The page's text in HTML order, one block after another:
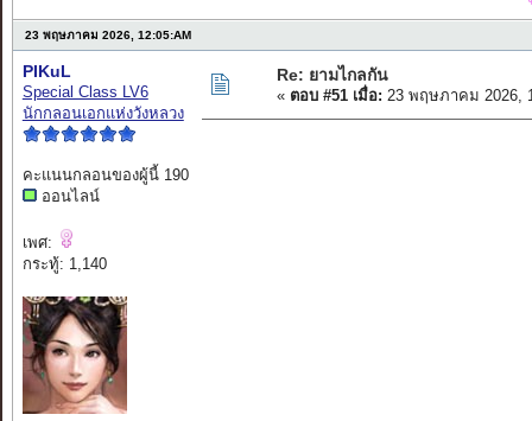
23 พฤษภาคม 2026, 12:05:AM
PIKuL
Special Class LV6
นักกลอนเอกแห่งวังหลวง
คะแนนกลอนของผู้นี้ 190
ออนไลน์
เพศ:
กระทู้: 1,140
Re: ยามไกลกัน
« ตอบ #51 เมื่อ: 23 พฤษภาคม 2026,